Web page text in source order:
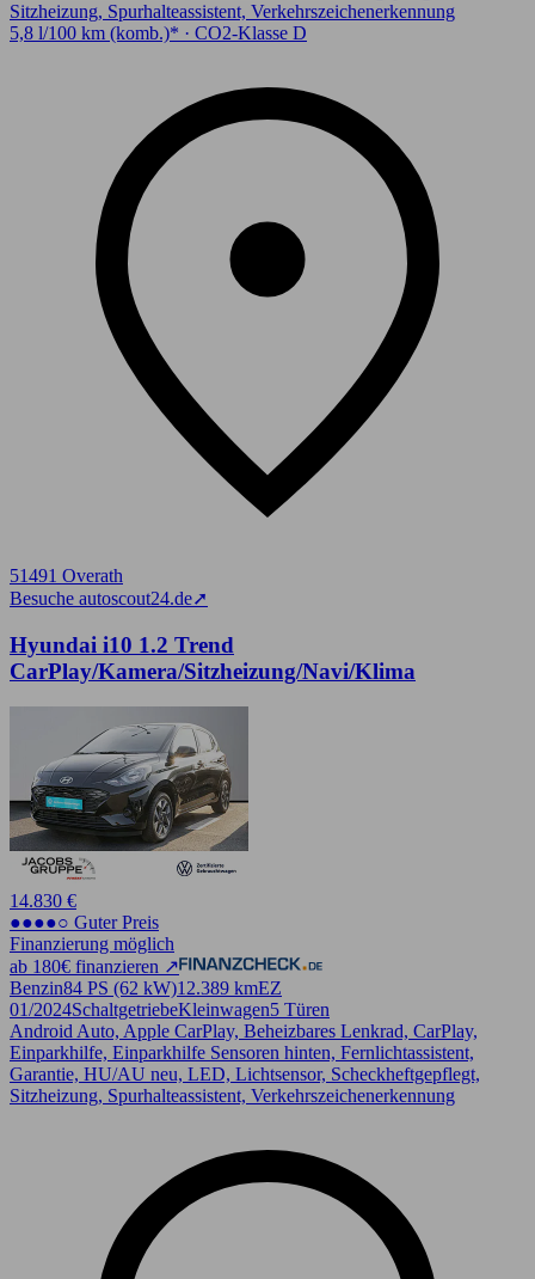
Sitzheizung, Spurhalteassistent, Verkehrszeichenerkennung
5,8 l/100 km (komb.)* · CO2-Klasse D
51491 Overath
Besuche autoscout24.de➚
Hyundai i10 1.2 Trend
CarPlay/Kamera/Sitzheizung/Navi/Klima
14.830 €
●●●●○ Guter Preis
Finanzierung möglich
ab 180€ finanzieren ↗
Benzin84 PS (62 kW)12.389 kmEZ
01/2024SchaltgetriebeKleinwagen5 Türen
Android Auto, Apple CarPlay, Beheizbares Lenkrad, CarPlay,
Einparkhilfe, Einparkhilfe Sensoren hinten, Fernlichtassistent,
Garantie, HU/AU neu, LED, Lichtsensor, Scheckheftgepflegt,
Sitzheizung, Spurhalteassistent, Verkehrszeichenerkennung